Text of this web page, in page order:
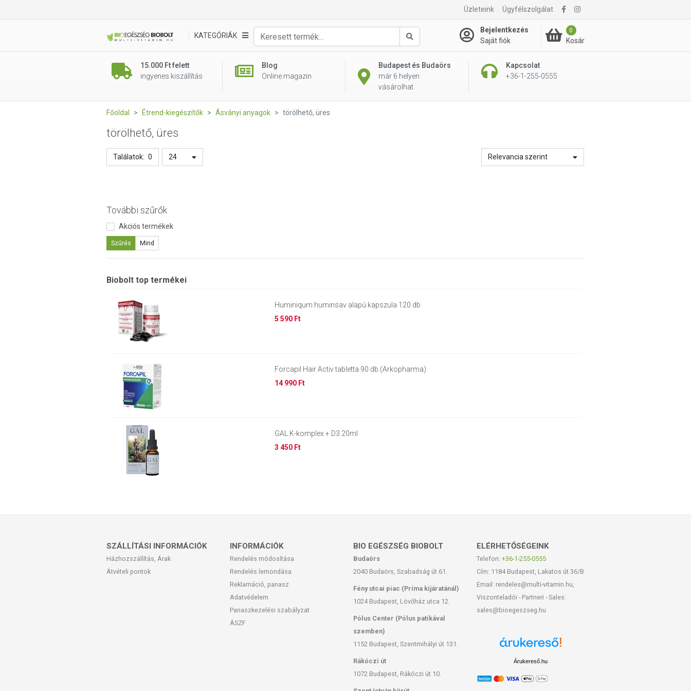
Üzleteink Ügyfélszolgálat
KATEGÓRIÁK
Keresés
Bejelentkezés
Saját fiók
0
Kosár
15.000 Ft felett
ingyenes kiszállítás
Blog
Online magazin
Budapest és Budaörs
már 6 helyen
vásárolhat
Kapcsolat
+36-1-255-0555
Főoldal Étrend-kiegészítők Ásványi anyagok törölhető, üres
További szűrők
Akciós termékek
Szűrés Mind
Biobolt top termékei
Huminiqum huminsav alapú kapszula 120 db
5 590 Ft
Forcapil Hair Activ tabletta 90 db (Arkopharma)
14 990 Ft
GAL K-komplex + D3 20ml
3 450 Ft
törölhető, üres
Találatok: 0 24 Relevancia szerint
SZÁLLÍTÁSI INFORMÁCIÓK
Házhozszállítás, Árak
Átvételi pontok
INFORMÁCIÓK
Rendelés módosítása
Rendelés lemondása
Reklamáció, panasz
Adatvédelem
Panaszkezelési szabályzat
ÁSZF
BIO EGÉSZSÉG BIOBOLT
Budaörs
2040 Budaörs, Szabadság út 61.
Fény utcai piac (Príma kijáratánál)
1024 Budapest, Lövőház utca 12.
Pólus Center (Pólus patikával
szemben)
1152 Budapest, Szentmihályi út 131.
Rákóczi út
1072 Budapest, Rákóczi út 10.
ELÉRHETŐSÉGEINK
Telefon: +36-1-255-0555
Cím: 1184 Budapest, Lakatos út 36/B
Email: rendeles@multi-vitamin.hu,
Viszonteladói - Partneri - Sales:
sales@bioegeszseg.hu
Árukereső.hu